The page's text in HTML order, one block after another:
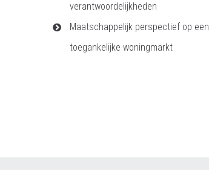
verantwoordelijkheden
Maatschappelijk perspectief op een
toegankelijke woningmarkt